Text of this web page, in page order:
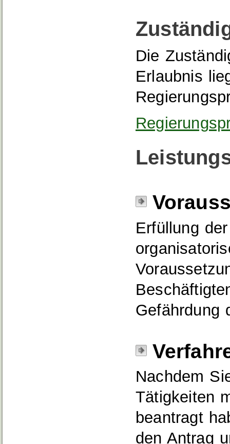
Die
Erlaubnis
Erfüllung
Gefährdung
Nachdem
Tätigkeiten
beantragt
den Antrag